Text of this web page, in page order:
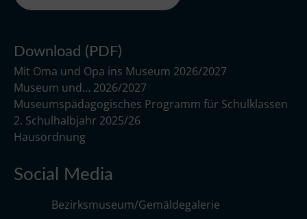
Download (PDF)
Mit Oma und Opa ins Museum 2026/2027
Museum und… 2026/2027
Museumspädagogisches Programm für Schulklassen
2. Schulhalbjahr 2025/26
Hausordnung
Social Media
Bezirksmuseum/Gemäldegalerie